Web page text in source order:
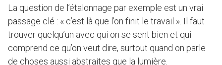
La question de l’étalonnage par exemple est un vrai
passage clé : « c’est là que l’on finit le travail ». Il faut
trouver quelqu’un avec qui on se sent bien et qui
comprend ce qu’on veut dire, surtout quand on parle
de choses aussi abstraites que la lumière.